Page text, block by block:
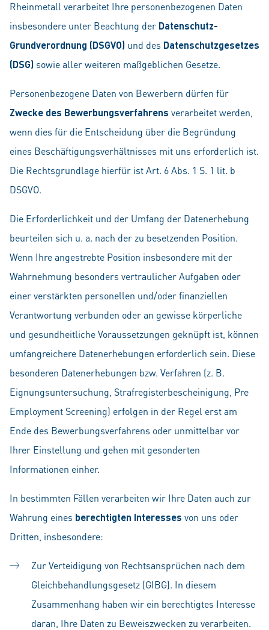
Rheinmetall verarbeitet Ihre personenbezogenen Daten
insbesondere unter Beachtung der Datenschutz-
Grundverordnung (DSGVO) und des Datenschutzgesetzes
(DSG) sowie aller weiteren maßgeblichen Gesetze.
Personenbezogene Daten von Bewerbern dürfen für
Zwecke des Bewerbungsverfahrens verarbeitet werden,
wenn dies für die Entscheidung über die Begründung
eines Beschäftigungsverhältnisses mit uns erforderlich ist.
Die Rechtsgrundlage hierfür ist Art. 6 Abs. 1 S. 1 lit. b
DSGVO.
Die Erforderlichkeit und der Umfang der Datenerhebung
beurteilen sich u. a. nach der zu besetzenden Position.
Wenn Ihre angestrebte Position insbesondere mit der
Wahrnehmung besonders vertraulicher Aufgaben oder
einer verstärkten personellen und/oder finanziellen
Verantwortung verbunden oder an gewisse körperliche
und gesundheitliche Voraussetzungen geknüpft ist, können
umfangreichere Datenerhebungen erforderlich sein. Diese
besonderen Datenerhebungen bzw. Verfahren (z. B.
Eignungsuntersuchung, Strafregisterbescheinigung, Pre
Employment Screening) erfolgen in der Regel erst am
Ende des Bewerbungsverfahrens oder unmittelbar vor
Ihrer Einstellung und gehen mit gesonderten
Informationen einher.
In bestimmten Fällen verarbeiten wir Ihre Daten auch zur
Wahrung eines berechtigten Interesses von uns oder
Dritten, insbesondere:
Zur Verteidigung von Rechtsansprüchen nach dem
Gleichbehandlungsgesetz (GIBG). In diesem
Zusammenhang haben wir ein berechtigtes Interesse
daran, Ihre Daten zu Beweiszwecken zu verarbeiten.